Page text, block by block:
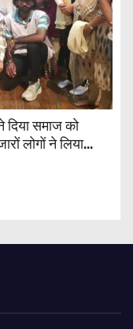
दिया समाज को
लोगों ने लिया